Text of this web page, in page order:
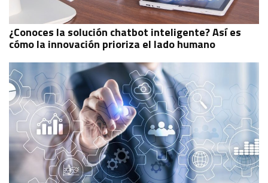
¿Conoces la solución chatbot inteligente? Así es
cómo la innovación prioriza el lado humano